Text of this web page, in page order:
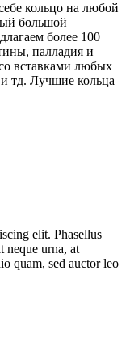
кольцо на любой
большой
более 100
палладия и
вставками любых
тд. Лучшие кольца
elit. Phasellus
neque urna, at
quam, sed auctor leo